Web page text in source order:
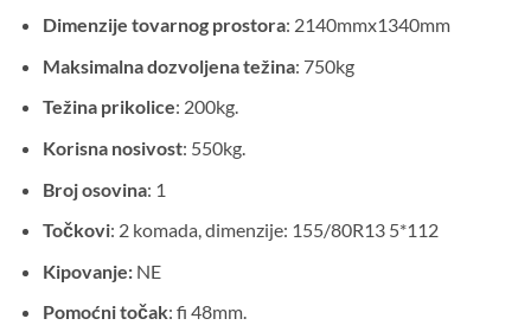
Dimenzije tovarnog prostora: 2140mmx1340mm
Maksimalna dozvoljena težina: 750kg
Težina prikolice: 200kg.
Korisna nosivost: 550kg.
Broj osovina: 1
Točkovi: 2 komada, dimenzije: 155/80R13 5*112
Kipovanje:NE
Pomoćni točak: fi 48mm.